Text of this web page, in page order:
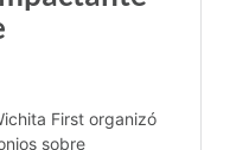
First organizó
sobre